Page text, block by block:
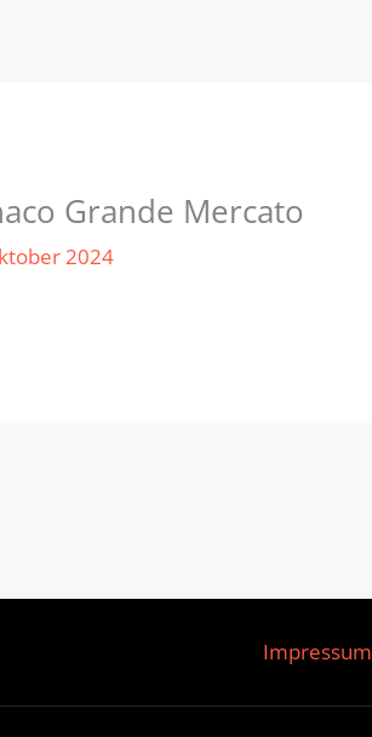
Grande Mercato
2024
Impressum